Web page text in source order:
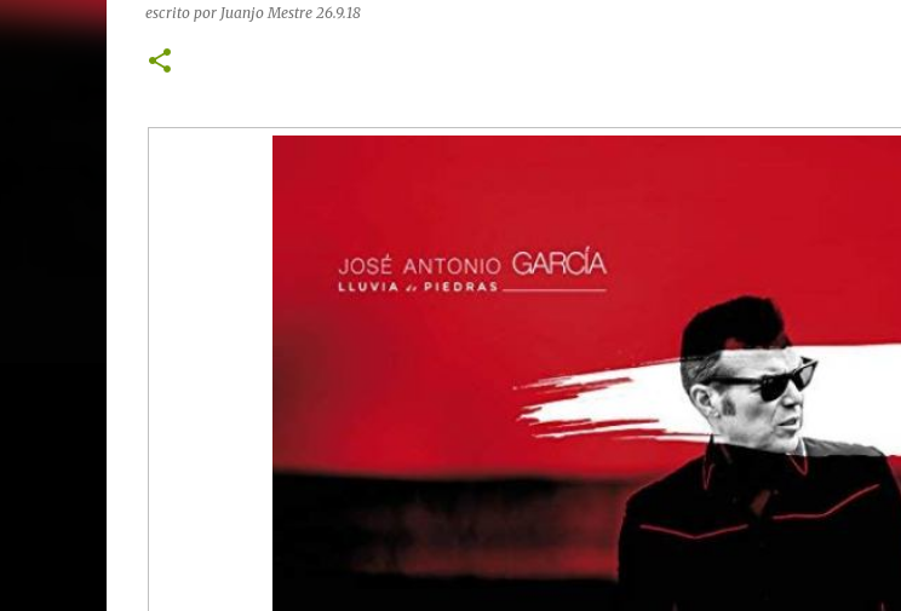
escrito por Juanjo Mestre 26.9.18